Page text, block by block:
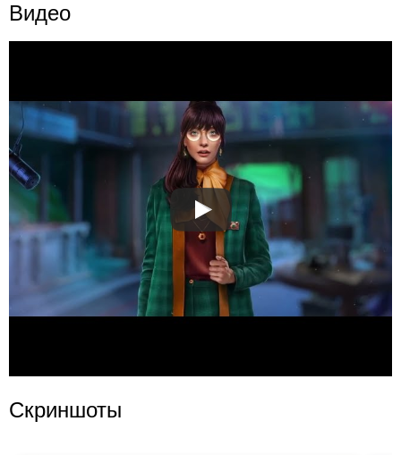
Видео
Скриншоты